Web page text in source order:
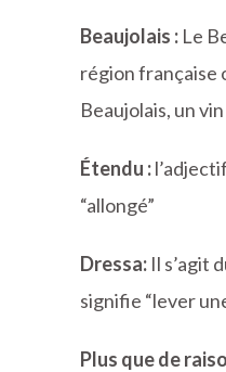
Beaujolais : Le
région française
Beaujolais, un
Étendu :
“allongé”
Dressa: Il s’agit
signifie “lever
Plus que de